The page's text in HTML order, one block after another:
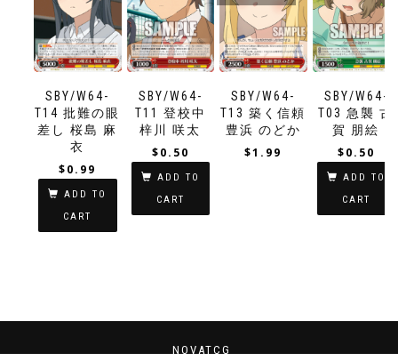
SBY/W64-
T14 批難の眼
差し 桜島 麻
衣
$0.99
ADD TO
CART
SBY/W64-
T11 登校中
梓川 咲太
$0.50
ADD TO
CART
SBY/W64-
T13 築く信頼
豊浜 のどか
$1.99
SBY/W64-
T03 急襲 古
賀 朋絵
$0.50
ADD TO
CART
NOVATCG